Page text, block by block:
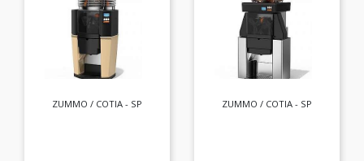
ZUMMO / COTIA - SP ZUMMO / COTIA - SP